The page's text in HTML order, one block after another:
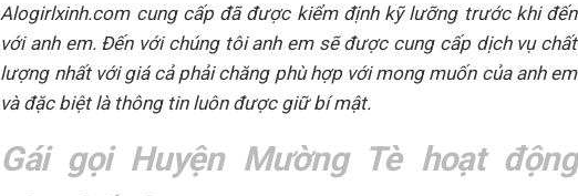
Alogirlxinh.com cung cấp đã được kiểm định kỹ lưỡng trước khi đến
với anh em. Đến với chúng tôi anh em sẽ được cung cấp dịch vụ chất
lượng nhất với giá cả phải chăng phù hợp với mong muốn của anh em
và đặc biệt là thông tin luôn được giữ bí mật.
Gái gọi Huyện Mường Tè hoạt động